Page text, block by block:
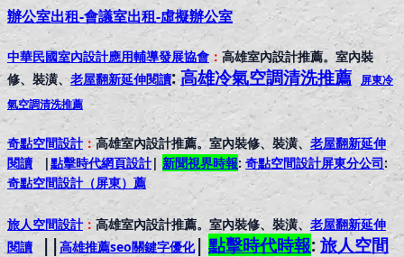
辦公室出租-會議室出租-虛擬辦公室
中華民國室內設計應用輔導發展協會 ： 高雄室內設計推薦。室內裝
修、裝潢、老屋翻新延伸閱讀:高雄冷氣空調清洗推薦 屏東冷
氣空調清洗推薦
奇點空間設計： 高雄室內設計推薦。室內裝修、裝潢、老屋翻新延伸
閱讀|點擊時代網頁設計| 新聞視界時報: 奇點空間設計屏東分公司:
奇點空間設計（屏東） 薦
旅人空間設計： 高雄室內設計推薦。室內裝修、裝潢、 老屋翻新延伸
閱讀
||高雄推薦seo關鍵字優化| 點擊時代時報: 旅人空間